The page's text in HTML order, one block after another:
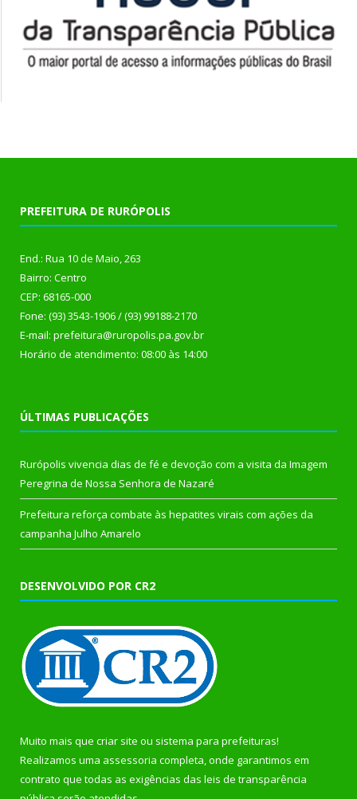
PREFEITURA DE RURÓPOLIS
End.: Rua 10 de Maio, 263
Bairro: Centro
CEP: 68165-000
Fone: (93) 3543-1906 / (93) 99188-2170
E-mail: prefeitura@ruropolis.pa.gov.br
Horário de atendimento: 08:00 às 14:00
ÚLTIMAS PUBLICAÇÕES
Rurópolis vivencia dias de fé e devoção com a visita da Imagem
Peregrina de Nossa Senhora de Nazaré
Prefeitura reforça combate às hepatites virais com ações da
campanha Julho Amarelo
DESENVOLVIDO POR CR2
Muito mais que criar site ou sistema para prefeituras!
Realizamos uma assessoria completa, onde garantimos em
contrato que todas as exigências das leis de transparência